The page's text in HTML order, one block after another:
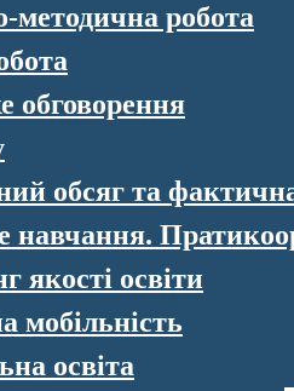
методична робота
обговорення
обсяг та
навчання.
якості освіти
мобільність
освіта